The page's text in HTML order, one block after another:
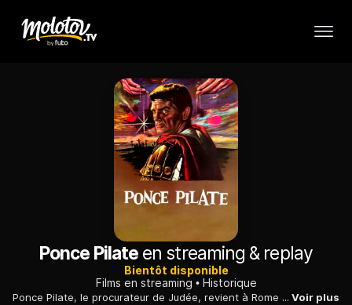
Ponce Pilate en streaming & replay
Bientôt disponible
Films en streaming
Historique
Ponce Pilate, le procurateur de Judée, revient à Rome pour se défendre devant ses accusateurs, Caligula, le nouvel empereur, et le Sénat tout entier. Pendant son procès, Ponce Pilate revoit les dernières années de sa vie, depuis son arrivée en terre palestinienne, jusqu'à l'exécution d'un prophète poursuivi par la haine des Pharisiens : Jésus de Nazareth. Voir plus